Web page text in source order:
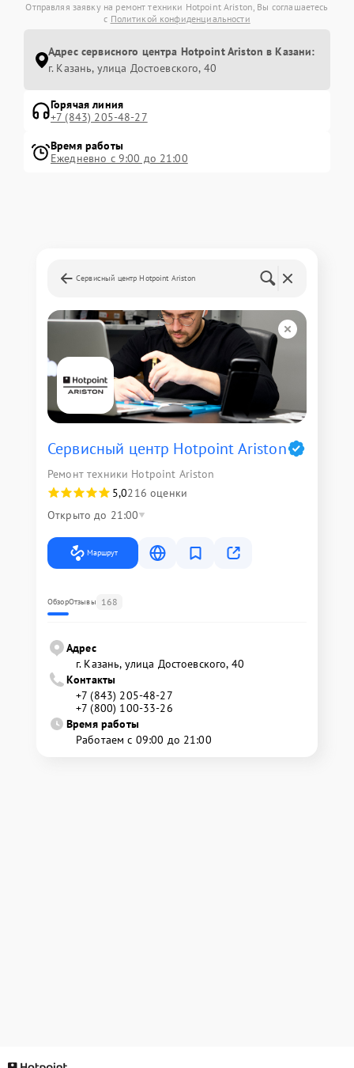
Отправляя заявку на ремонт техники Hotpoint Ariston, Вы соглашаетесь
с Политикой конфиденциальности
Адрес сервисного центра Hotpoint Ariston в Казани:
г. Казань, улица Достоевского, 40
Горячая линия
+7 (843) 205-48-27
Время работы
Ежедневно с 9:00 до 21:00
Сервисный центр Hotpoint Ariston
Сервисный центр Hotpoint Ariston
Ремонт техники Hotpoint Ariston
5,0216 оценки
Открыто до 21:00
Маршрут
ОбзорОтзывы 168
Адрес
г. Казань, улица Достоевского, 40
Контакты
+7 (843) 205-48-27
+7 (800) 100-33-26
Время работы
Работаем с 09:00 до 21:00